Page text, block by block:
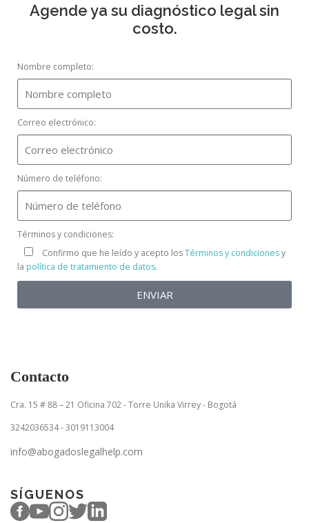
Agende ya su diagnóstico legal sin
costo.
Nombre completo:
Correo electrónico:
Número de teléfono:
Términos y condiciones:
Confirmo que he leído y acepto losTérminos y condicionesy
la política de tratamiento de datos.
ENVIAR
Contacto
Cra. 15 # 88 – 21 Oficina 702 - Torre Unika Virrey - Bogotá
3242036534 - 3019113004
info@abogadoslegalhelp.com
SÍGUENOS